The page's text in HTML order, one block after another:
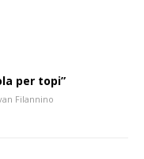
per topi”
Filannino